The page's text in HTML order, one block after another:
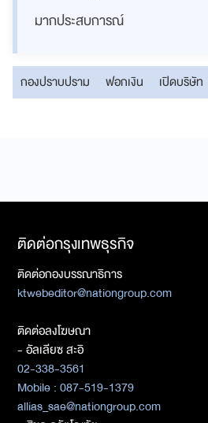
มากประสบการณ์
กองปราบปราม ฟอกเงิน เปิดบริษัท
ติดต่อกรุงเทพธุรกิจ
ติดต่อกองบรรณาธิการ
ktwebeditor@nationgroup.com
ติดต่อลงโฆษณา
- อัลเลียซ สะอิ
02-338-3561
Mobile : 087-519-1379
allias_sae@nationgroup.com